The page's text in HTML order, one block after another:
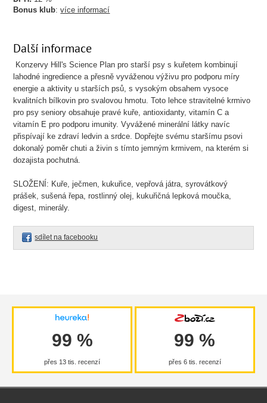
Bonus klub:více informací
Další informace
Konzervy Hill's Science Plan pro starší psy s kuřetem kombinují
lahodné ingredience a přesně vyváženou výživu pro podporu míry
energie a aktivity u starších psů, s vysokým obsahem vysoce
kvalitních bílkovin pro svalovou hmotu. Toto lehce stravitelné krmivo
pro psy seniory obsahuje pravé kuře, antioxidanty, vitamín C a
vitamín E pro podporu imunity. Vyvážené minerální látky navíc
přispívají ke zdraví ledvin a srdce. Dopřejte svému staršímu psovi
dokonalý poměr chuti a živin s tímto jemným krmivem, na kterém si
dozajista pochutná.
SLOŽENÍ: Kuře, ječmen, kukuřice, vepřová játra, syrovátkový
prášek, sušená řepa, rostlinný olej, kukuřičná lepková moučka,
digest, minerály.
sdílet na facebooku
99 %
přes 13 tis. recenzí
99 %
přes 6 tis. recenzí